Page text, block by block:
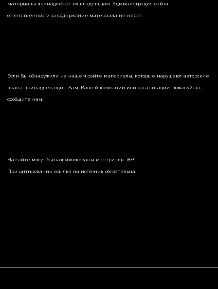
материалы принадлежат их владельцам. Администрация сайта
ответственности за содержание материала не несет.
Если Вы обнаружили на нашем сайте материалы, которые нарушают авторские
права, принадлежащие Вам, Вашей компании или организации, пожалуйста,
сообщите нам.
На сайте могут быть опубликованы материалы 18+!
При цитировании ссылка на источник обязательна.